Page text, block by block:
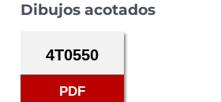
Dibujos acotados
4T0550
PDF